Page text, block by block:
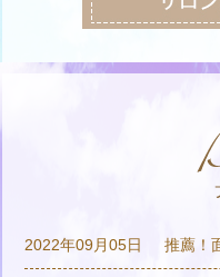
2022年09月05日 推薦！